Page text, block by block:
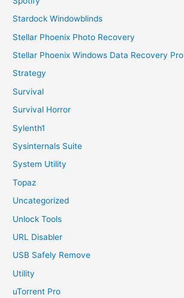
Stardock Windowblinds
Stellar Phoenix Photo Recovery
Stellar Phoenix Windows Data Recovery Pro
Strategy
Survival
Survival Horror
Sylenth1
Sysinternals Suite
System Utility
Topaz
Uncategorized
Unlock Tools
URL Disabler
USB Safely Remove
Utility
uTorrent Pro